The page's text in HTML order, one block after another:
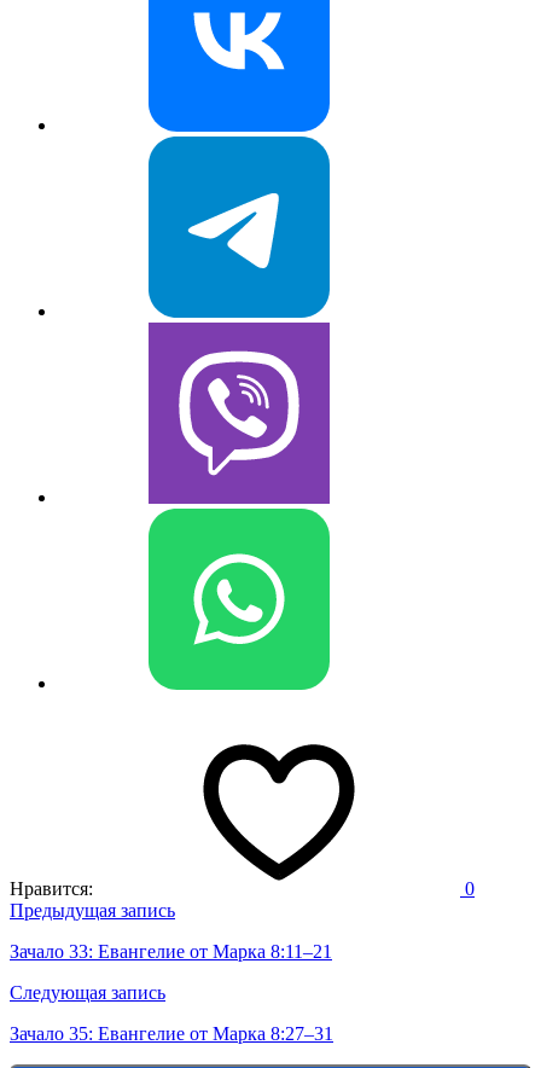
Нравится: 0
Навигация
по
записям
Предыдущая запись
Зачало 33: Евангелие от Марка 8:11–21
Следующая запись
Зачало 35: Евангелие от Марка 8:27–31